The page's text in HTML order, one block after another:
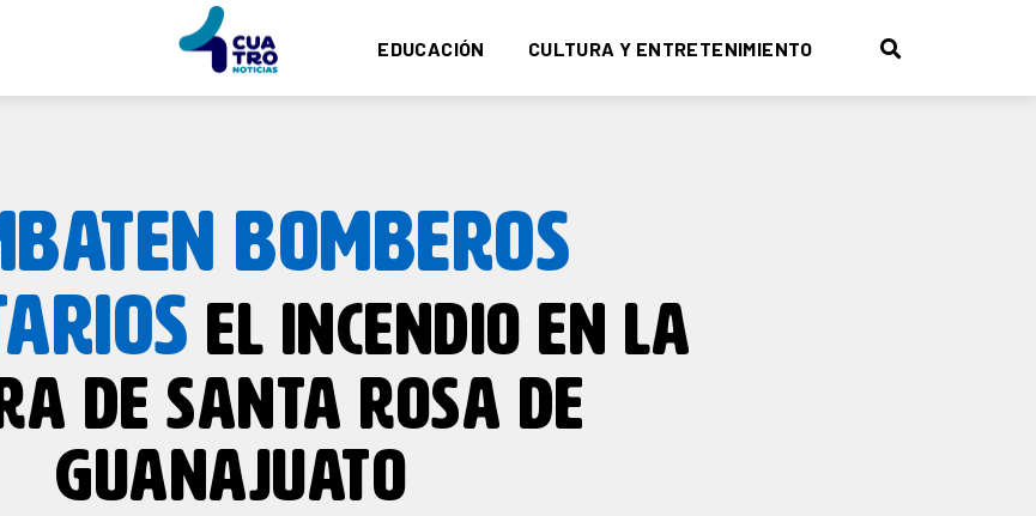
EDUCACIÓN CULTURA Y ENTRETENIMIENTO
BOMBEROS
EL INCENDIO EN LA
DE SANTA ROSA DE
GUANAJUATO